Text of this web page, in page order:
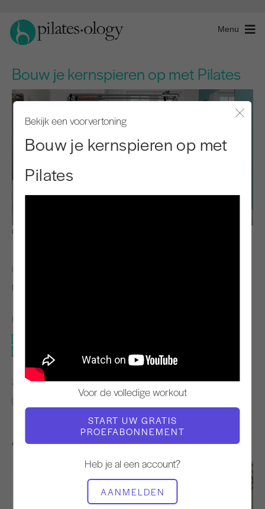
Menu
Bouw je kernspieren op met Pilates
Bekijk een voorvertoning
Bouw je kernspieren op met
Pilates
Voor de volledige workout
START UW GRATIS
PROEFABONNEMENT
Heb je al een account?
AANMELDEN
Observeren en leren
LERAAR
Niedra Gabriël
BENODIGDE APPARATUUR
ZOEK VERGELIJKBARE LESSEN VOOR
Kinderstoel
Andere workouts die je misschien leuk vindt